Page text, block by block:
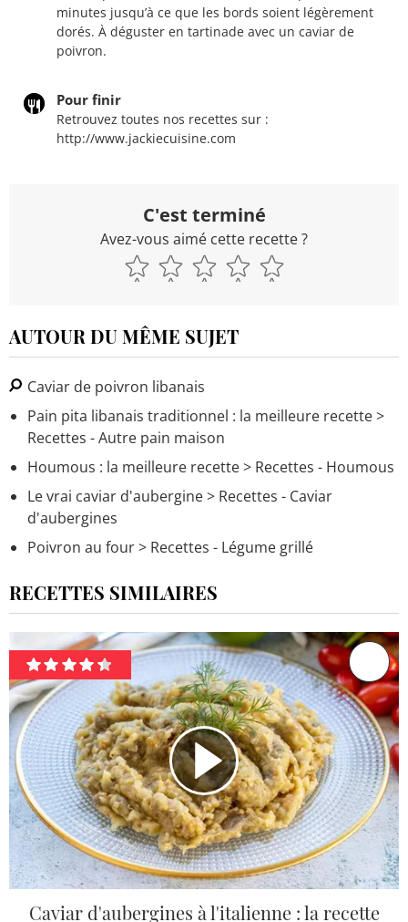
minutes jusqu’à ce que les bords soient légèrement
dorés. À déguster en tartinade avec un caviar de
poivron.
Pour finir
Retrouvez toutes nos recettes sur :
http://www.jackiecuisine.com
C'est terminé
Avez-vous aimé cette recette ?
AUTOUR DU MÊME SUJET
Caviar de poivron libanais
Pain pita libanais traditionnel : la meilleure recette>
Recettes - Autre pain maison
Houmous : la meilleure recette> Recettes - Houmous
Le vrai caviar d'aubergine> Recettes - Caviar
d'aubergines
Poivron au four> Recettes - Légume grillé
RECETTES SIMILAIRES
Caviar d'aubergines à l'italienne : la recette